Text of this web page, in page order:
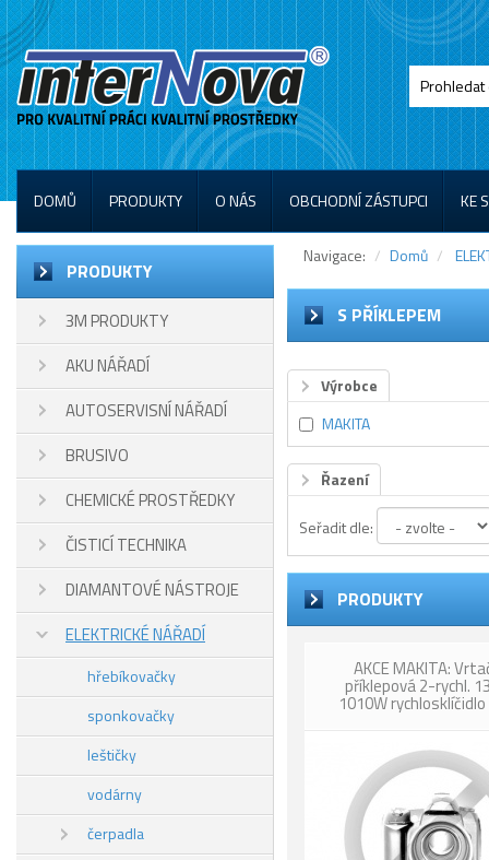
DOMŮ PRODUKTY O NÁS OBCHODNÍ ZÁSTUPCI KE
PRODUKTY
3M PRODUKTY
AKU NÁŘADÍ
AUTOSERVISNÍ NÁŘADÍ
BRUSIVO
CHEMICKÉ PROSTŘEDKY
ČISTICÍ TECHNIKA
DIAMANTOVÉ NÁSTROJE
ELEKTRICKÉ NÁŘADÍ
hřebíkovačky
sponkovačky
leštičky
vodárny
čerpadla
Navigace: Domů
S PŘÍKLEPEM
Výrobce
MAKITA
Řazení
Seřadit dle:
PRODUKTY
AKCE MAKITA:
příklepová 2-rychl.
1010W rychlosklíčidlo